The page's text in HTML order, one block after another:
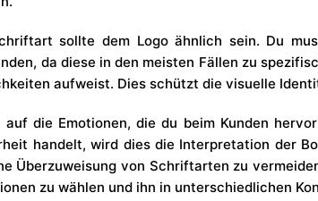
sollte dem Logo ähnlich sein. Du
da diese in den meisten Fällen zu
aufweist. Dies schützt die visuelle
auf die Emotionen, die du beim Kunden
handelt, wird dies die Interpretation der
Überzuweisung von Schriftarten zu
zu wählen und ihn in unterschiedlichen